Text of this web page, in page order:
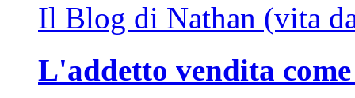
Il Blog di Nathan (vita
L'addetto vendita